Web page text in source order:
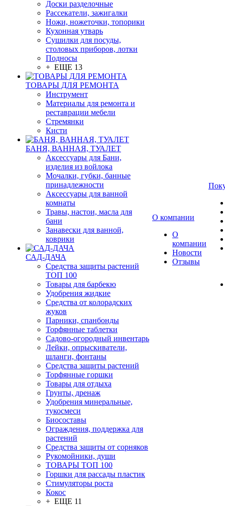
Доски разделочные
Рассекатели, зажигалки
Ножи, ножеточки, топорики
Кухонная утварь
Сушилки для посуды,
столовых приборов, лотки
Подносы
+ ЕЩЕ 13
ТОВАРЫ ДЛЯ РЕМОНТА
Инструмент
Материалы для ремонта и
реставрации мебели
Стремянки
Кисти
БАНЯ, ВАННАЯ, ТУАЛЕТ
Аксессуары для Бани,
изделия из войлока
Мочалки, губки, банные
принадлежности
Аксессуары для ванной
комнаты
Травы, настои, масла для
бани
Занавески для ванной,
коврики
САД-ДАЧА
Средства защиты растений
ТОП 100
Товары для барбекю
Удобрения жидкие
Средства от колорадских
жуков
Парники, спанбонды
Торфянные таблетки
Садово-огородный инвентарь
Лейки, опрыскиватели,
шланги, фонтаны
Средства защиты растений
Торфянные горшки
Товары для отдыха
Грунты, дренаж
Удобрения минеральные,
тукосмеси
Биосоставы
Ограждения, поддержка для
растений
Средства защиты от сорняков
Рукомойники, души
ТОВАРЫ ТОП 100
Горшки для рассады пластик
Стимуляторы роста
Кокос
+ ЕЩЕ 11
О компании
О
компании
Новости
Отзывы